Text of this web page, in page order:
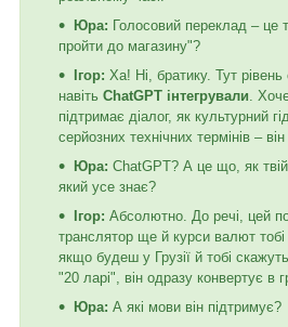
Юра: Голосовий переклад – це
пройти до магазину"?
Ігор: Ха! Ні, братику. Тут
навіть ChatGPT інтегрували.
підтримає діалог, як культурний
серйозних технічних термінів –
Юра: ChatGPT? А це що, як
який усе знає?
Ігор: Абсолютно. До речі, цей
транслятор ще й курси валют
якщо будеш у Грузії й тобі
"20 ларі", він одразу конвертує в
Юра: А які мови він підтримує?